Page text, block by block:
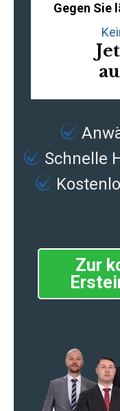
Gegen Sie
Schnelle
Zur